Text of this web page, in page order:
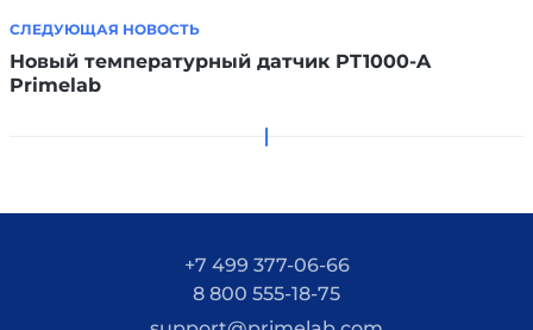
СЛЕДУЮЩАЯ НОВОСТЬ
Новый температурный датчик PT1000-A
Primelab
+7 499 377-06-66
8 800 555-18-75